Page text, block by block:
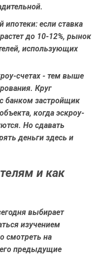
ипотеки: если ставка
до 10-12%, рынок
использующих
счетах - тем выше
Круг
банком застройщик
когда эскроу-
Но сдавать
деньги здесь и
и как
выбирает
изучением
смотреть на
предыдущие